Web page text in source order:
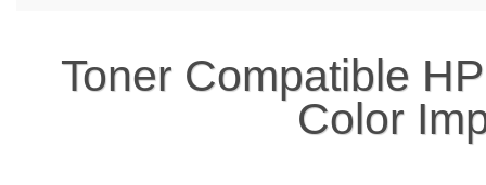
Toner Compatible
Color